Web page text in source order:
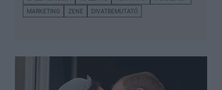
MARKETING
ZENE DIVATBEMUTATÓ